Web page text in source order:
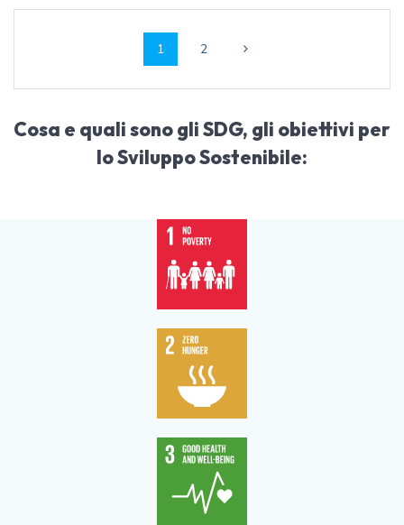
Navigazione
Pagina
1 Pagina
2
Cosa e quali sono gli SDG, gli obiettivi per
lo Sviluppo Sostenibile: